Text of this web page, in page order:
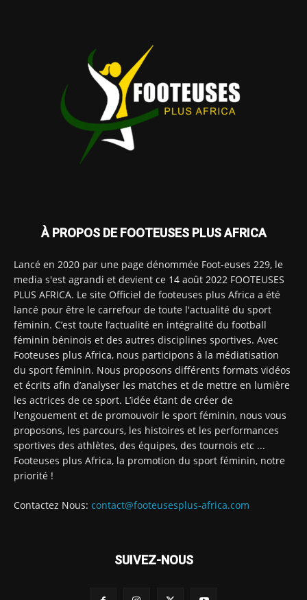
À PROPOS DE FOOTEUSES PLUS AFRICA
Lancé en 2020 par une page dénommée Foot-euses 229, le
media s'est agrandi et devient ce 14 août 2022 FOOTEUSES
PLUS AFRICA. Le site Officiel de footeuses plus Africa a été
lancé pour être le carrefour de toute l'actualité du sport
féminin. C’est toute l’actualité en intégralité du football
féminin béninois et des autres disciplines sportives. Avec
Footeuses plus Africa, nous participons à la médiatisation
du sport féminin. Nous proposons différents formats vidéos
et écrits afin d’analyser les matches et de mettre en lumière
les actrices de ce sport. L’idée étant de créer de
l'engouement et de promouvoir le sport féminin, nous vous
proposons, les parcours, les histoires et les performances
sportives des athlètes, des équipes, des tournois etc ...
Footeuses plus Africa, la promotion du sport féminin, notre
priorité !
Contactez Nous: contact@footeusesplus-africa.com
SUIVEZ-NOUS